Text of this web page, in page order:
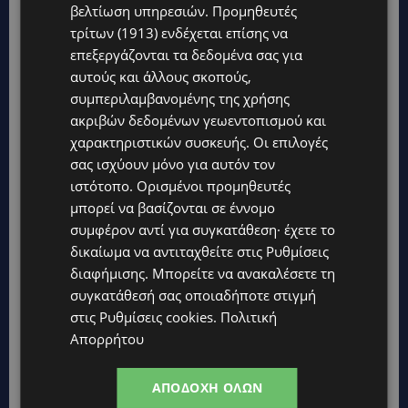
Πόσο στηρίζεις την απόφαση της μητέρας
σου να υποβάλλει υποψηφιότητα για
βουλευτής του ΔΗΚΟ;
Η Έλενα είναι ένας άνθρωπος με ήθος και
φιλότιμο, δύσκολο στις μέρες μας! Αξίζει πολλά
και αντέχει πολλά με ειλικρίνεια και πάθος,
είμαι σίγουρη πως αν την αξιώσει ο Θεός να
μπει σε μια τόσο σημαντική θέση θα ακούσει
κυρίως τις ανάγκες των πολιτών και θα βάλει
τα δυνατά της για επίλυση πολλών θεμάτων!
Θα τολμούσες να ακολουθήσεις τα χνάρια της
βελτίωση υπηρεσιών. Προμηθευτές
τρίτων (1913) ενδέχεται επίσης να
επεξεργάζονται τα δεδομένα σας για
αυτούς και άλλους σκοπούς,
συμπεριλαμβανομένης της χρήσης
ακριβών δεδομένων γεωεντοπισμού και
χαρακτηριστικών συσκευής. Οι επιλογές
σας ισχύουν μόνο για αυτόν τον
ιστότοπο. Ορισμένοι προμηθευτές
μπορεί να βασίζονται σε έννομο
συμφέρον αντί για συγκατάθεση· έχετε το
δικαίωμα να αντιταχθείτε στις Ρυθμίσεις
διαφήμισης. Μπορείτε να ανακαλέσετε τη
συγκατάθεσή σας οποιαδήποτε στιγμή
στις Ρυθμίσεις cookies. Πολιτική
Απορρήτου
ΑΠΟΔΟΧΉ ΌΛΩΝ